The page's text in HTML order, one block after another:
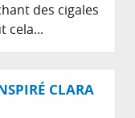
des cigales
cela...
CLARA